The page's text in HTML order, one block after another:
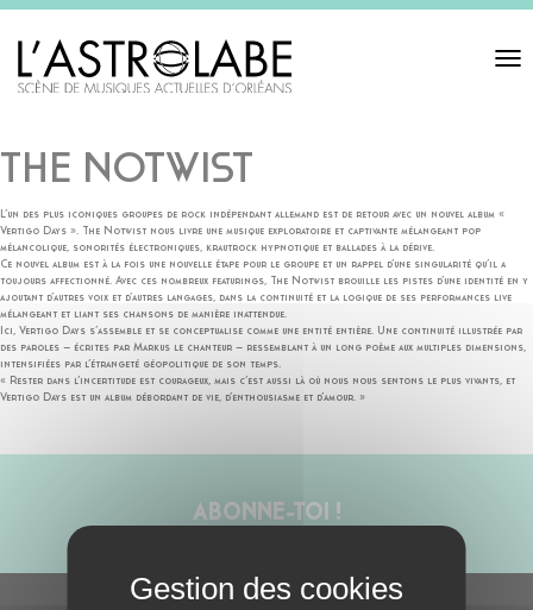
Toggle
THE NOTWIST
L’un des plus iconiques groupes de rock indépendant allemand est de retour avec un nouvel album «
Vertigo Days ». The Notwist nous livre une musique exploratoire et captivante mélangeant pop
mélancolique, sonorités électroniques, krautrock hypnotique et ballades à la dérive.
Ce nouvel album est à la fois une nouvelle étape pour le groupe et un rappel d’une singularité qu’il a
toujours affectionné. Avec ces nombreux featurings, The Notwist brouille les pistes d’une identité en y
ajoutant d’autres voix et d’autres langages, dans la continuité et la logique de ses performances live
mélangeant et liant ses chansons de manière inattendue.
Ici, Vertigo Days s’assemble et se conceptualise comme une entité entière. Une continuité illustrée par
des paroles – écrites par Markus le chanteur – ressemblant à un long poème aux multiples dimensions,
intensifiées par l’étrangeté géopolitique de son temps.
« Rester dans l’incertitude est courageux, mais c’est aussi là où nous nous sentons le plus vivants, et
Vertigo Days est un album débordant de vie, d’enthousiasme et d’amour. »
ABONNE-TOI !